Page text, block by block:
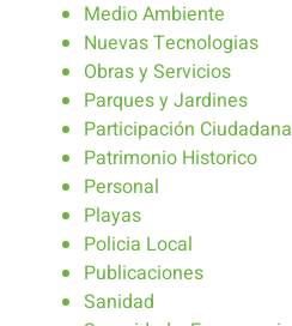
Medio Ambiente
Nuevas Tecnologias
Obras y Servicios
Parques y Jardines
Participación Ciudadana
Patrimonio Historico
Personal
Playas
Policia Local
Publicaciones
Sanidad